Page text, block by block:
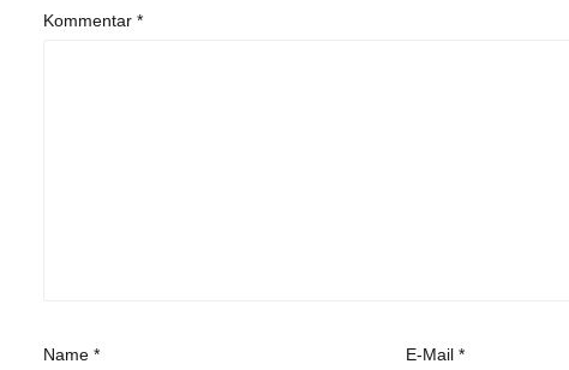
Kommentar *
Name * E-Mail *